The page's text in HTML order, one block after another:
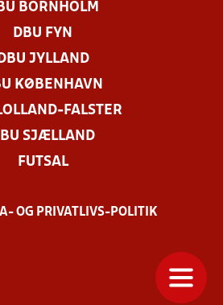
BORNHOLM
DBU FYN
DBU JYLLAND
KØBENHAVN
FALSTER
SJÆLLAND
FUTSAL
OG PRIVATLIVS-POLITIK